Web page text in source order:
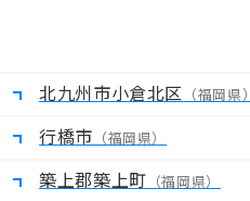
北九州市小倉北区 （福岡県）
行橋市 （福岡県）
築上郡築上町 （福岡県）